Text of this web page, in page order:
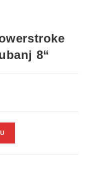
8“